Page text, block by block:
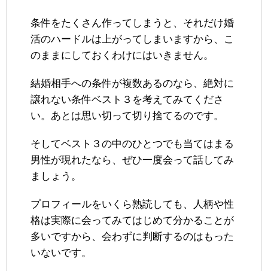
条件をたくさん作ってしまうと、それだけ婚
活のハードルは上がってしまいますから、こ
のままにしておくわけにはいきません。
結婚相手への条件が複数あるのなら、絶対に
譲れない条件ベスト３を考えてみてくださ
い。あとは思い切って切り捨てるのです。
そしてベスト３の中のひとつでも当てはまる
男性が現れたなら、ぜひ一度会って話してみ
ましょう。
プロフィールをいくら熟読しても、人柄や性
格は実際に会ってみてはじめて分かることが
多いですから、会わずに判断するのはもった
いないです。